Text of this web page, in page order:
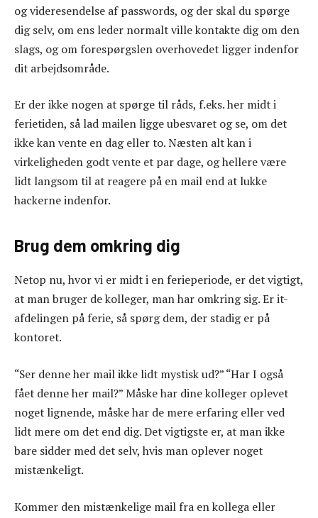
og videresendelse af passwords, og der skal du spørge
dig selv, om ens leder normalt ville kontakte dig om den
slags, og om forespørgslen overhovedet ligger indenfor
dit arbejdsområde.
Er der ikke nogen at spørge til råds, f.eks. her midt i
ferietiden, så lad mailen ligge ubesvaret og se, om det
ikke kan vente en dag eller to. Næsten alt kan i
virkeligheden godt vente et par dage, og hellere være
lidt langsom til at reagere på en mail end at lukke
hackerne indenfor.
Brug dem omkring dig
Netop nu, hvor vi er midt i en ferieperiode, er det vigtigt,
at man bruger de kolleger, man har omkring sig. Er it-
afdelingen på ferie, så spørg dem, der stadig er på
kontoret.
“Ser denne her mail ikke lidt mystisk ud?” “Har I også
fået denne her mail?” Måske har dine kolleger oplevet
noget lignende, måske har de mere erfaring eller ved
lidt mere om det end dig. Det vigtigste er, at man ikke
bare sidder med det selv, hvis man oplever noget
mistænkeligt.
Kommer den mistænkelige mail fra en kollega eller